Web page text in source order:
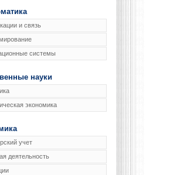
и связь
системы
науки
экономика
учет
деятельность